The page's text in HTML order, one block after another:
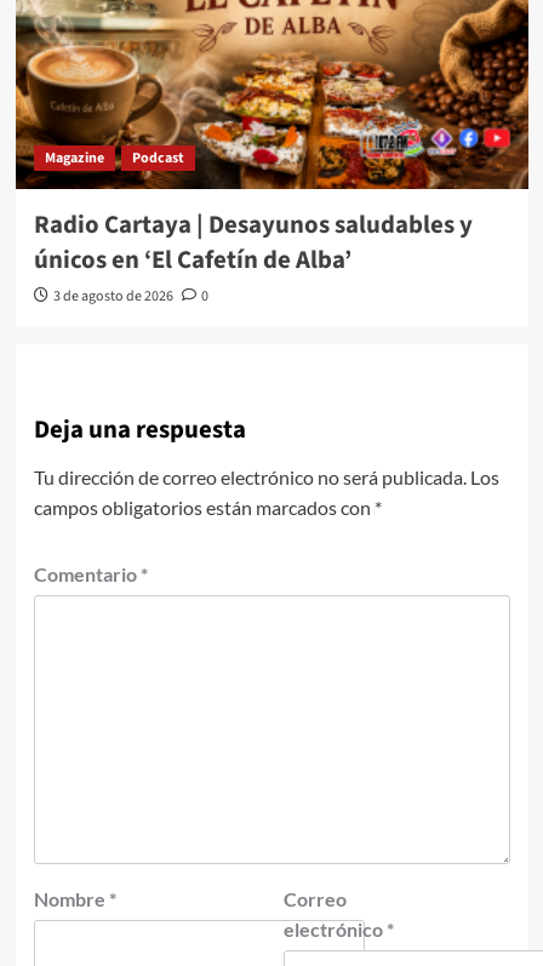
Magazine Podcast
Radio Cartaya | Desayunos saludables y
únicos en ‘El Cafetín de Alba’
3 de agosto de 2026 0
Deja una respuesta
Tu dirección de correo electrónico no será publicada. Los
campos obligatorios están marcados con *
Comentario *
Nombre *
Correo
electrónico *